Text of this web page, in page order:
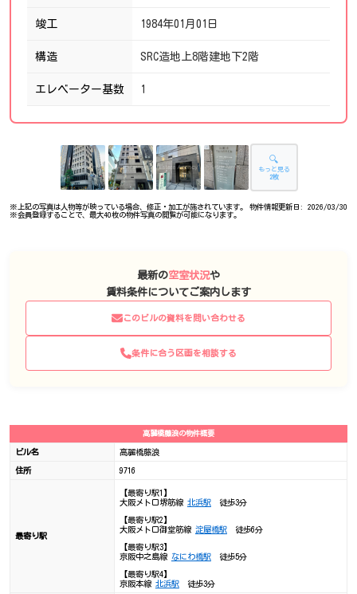
竣工 1984年01月01日
構造 SRC造地上8階建地下2階
エレベーター基数 1
🔍
もっと見る
2枚
※上記の写真は人物等が映っている場合、修正・加工が施されています。
※会員登録することで、最大40枚の物件写真の閲覧が可能になります。
物件情報更新日: 2026/03/30
最新の空室状況や
賃料条件についてご案内します
このビルの資料を問い合わせる
条件に合う区画を相談する
高麗橋藤浪の物件概要
ビル名 高麗橋藤浪
住所 9716
最寄り駅
【最寄り駅1】
大阪メトロ堺筋線 北浜駅徒歩3分
【最寄り駅2】
大阪メトロ御堂筋線 淀屋橋駅徒歩6分
【最寄り駅3】
京阪中之島線 なにわ橋駅徒歩5分
【最寄り駅4】
京阪本線 北浜駅徒歩3分